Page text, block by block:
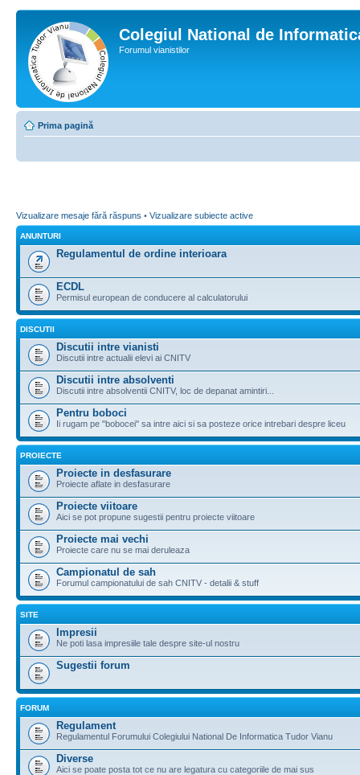
Colegiul National de
Forumul vianistilor
Prima pagină
Vizualizare mesaje fără răspuns • Vizualizare subiecte active
ANUNTURI
Regulamentul de ordine interioara
ECDL
Permisul european de conducere al calculatorului
DISCUTII
Discutii intre vianisti
Discutii intre actualii elevi ai CNITV
Discutii intre absolventi
Discutii intre absolventii CNITV, loc de depanat amintiri...
Pentru boboci
Ii rugam pe "bobocei" sa intre aici si sa posteze orice intrebari despre liceu
PROIECTE
Proiecte in desfasurare
Proiecte aflate in desfasurare
Proiecte viitoare
Aici se pot propune sugestii pentru proiecte viitoare
Proiecte mai vechi
Proiecte care nu se mai deruleaza
Campionatul de sah
Forumul campionatului de sah CNITV - detalii & stuff
SITE
Impresii
Ne poti lasa impresiile tale despre site-ul nostru
Sugestii forum
FORUM
Regulament
Regulamentul Forumului Colegiului National De Informatica Tudor Vianu
Diverse
Aici se poate posta tot ce nu are legatura cu categoriile de mai sus